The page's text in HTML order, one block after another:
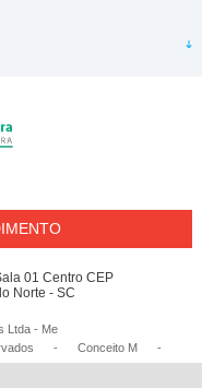
01 Centro CEP
Norte - SC
Ltda - Me
- Conceito M
-